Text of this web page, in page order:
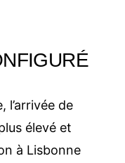
l’arrivée de
élevé et
à Lisbonne